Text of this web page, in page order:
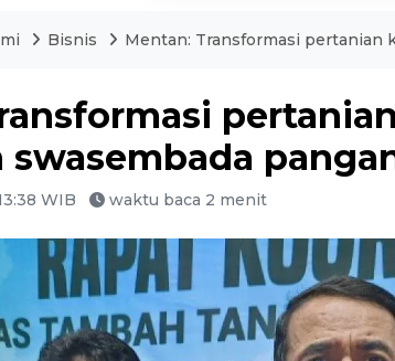
Bisnis Mentan: Transformasi pertanian
swasembada
WIB waktu baca 2 menit